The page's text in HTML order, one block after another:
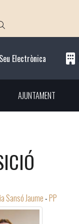
Seu Electrònica
AJUNTAMENT
Sansó Jaume-PP